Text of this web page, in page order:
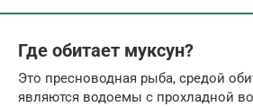
Где обитает муксун?
Это пресноводная рыба, средой
являются водоемы с прохладной